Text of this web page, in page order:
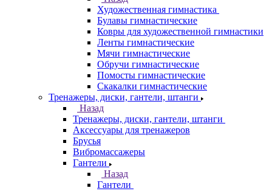
Художественная гимнастика
Булавы гимнастические
Ковры для художественной гимнастики
Ленты гимнастические
Мячи гимнастические
Обручи гимнастические
Помосты гимнастические
Скакалки гимнастические
Тренажеры, диски, гантели, штанги
Назад
Тренажеры, диски, гантели, штанги
Аксессуары для тренажеров
Брусья
Вибромассажеры
Гантели
Назад
Гантели